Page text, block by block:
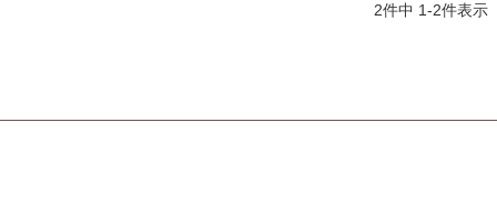
2件中 1-2件表示